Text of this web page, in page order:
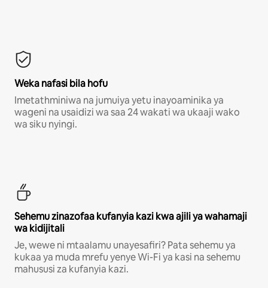
Weka nafasi bila hofu
Imetathminiwa na jumuiya yetu inayoaminika ya
wageni na usaidizi wa saa 24 wakati wa ukaaji wako
wa siku nyingi.
Sehemu zinazofaa kufanyia kazi kwa ajili ya wahamaji
wa kidijitali
Je, wewe ni mtaalamu unayesafiri? Pata sehemu ya
kukaa ya muda mrefu yenye Wi-Fi ya kasi na sehemu
mahususi za kufanyia kazi.